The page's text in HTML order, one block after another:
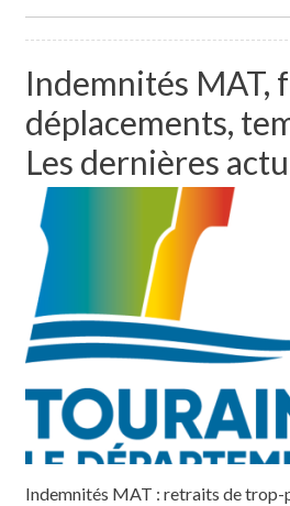
Indemnités MAT,
déplacements,
Les dernières
Indemnités MAT : retraits de trop-